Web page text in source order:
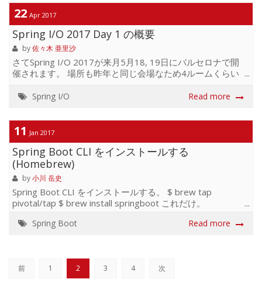
application.properties pom.version=@project.version@
index.html 1.0.0.RELEASE -1138007634 ...
22 Apr 2017
Spring I/O 2017 Day 1 の概要
by佐々木 亜里沙
さてSpring I/O 2017が来月5月18, 19日にバルセロナで開
催されます。 場所も昨年と同じ会場なため4ルームくらい
て講義が始まるため 少しでも前知識をつけておくべく、概
らでございますのでご確認ください。 4.29更新：スケジュ
ールに変更点がありましたので修正しました。Day 2 はこ
ちら KEYNOTE - The Only Constant Is Change by Andy
Wilkinson, Stéphan...
Spring I/O Read more
11 Jan 2017
Spring Boot CLI をインストールする
(Homebrew)
by小川 岳史
Spring Boot CLI をインストールする。 $ brew tap
pivotal/tap $ brew install springboot これだけ。
ブコマンドのタブ補完がつかえるように bash-completion
$(brew --prefix)/etc/bash_completion ]; then . $(brew -
-prefix...
Spring Boot Read more
前 1 2 3 4 次